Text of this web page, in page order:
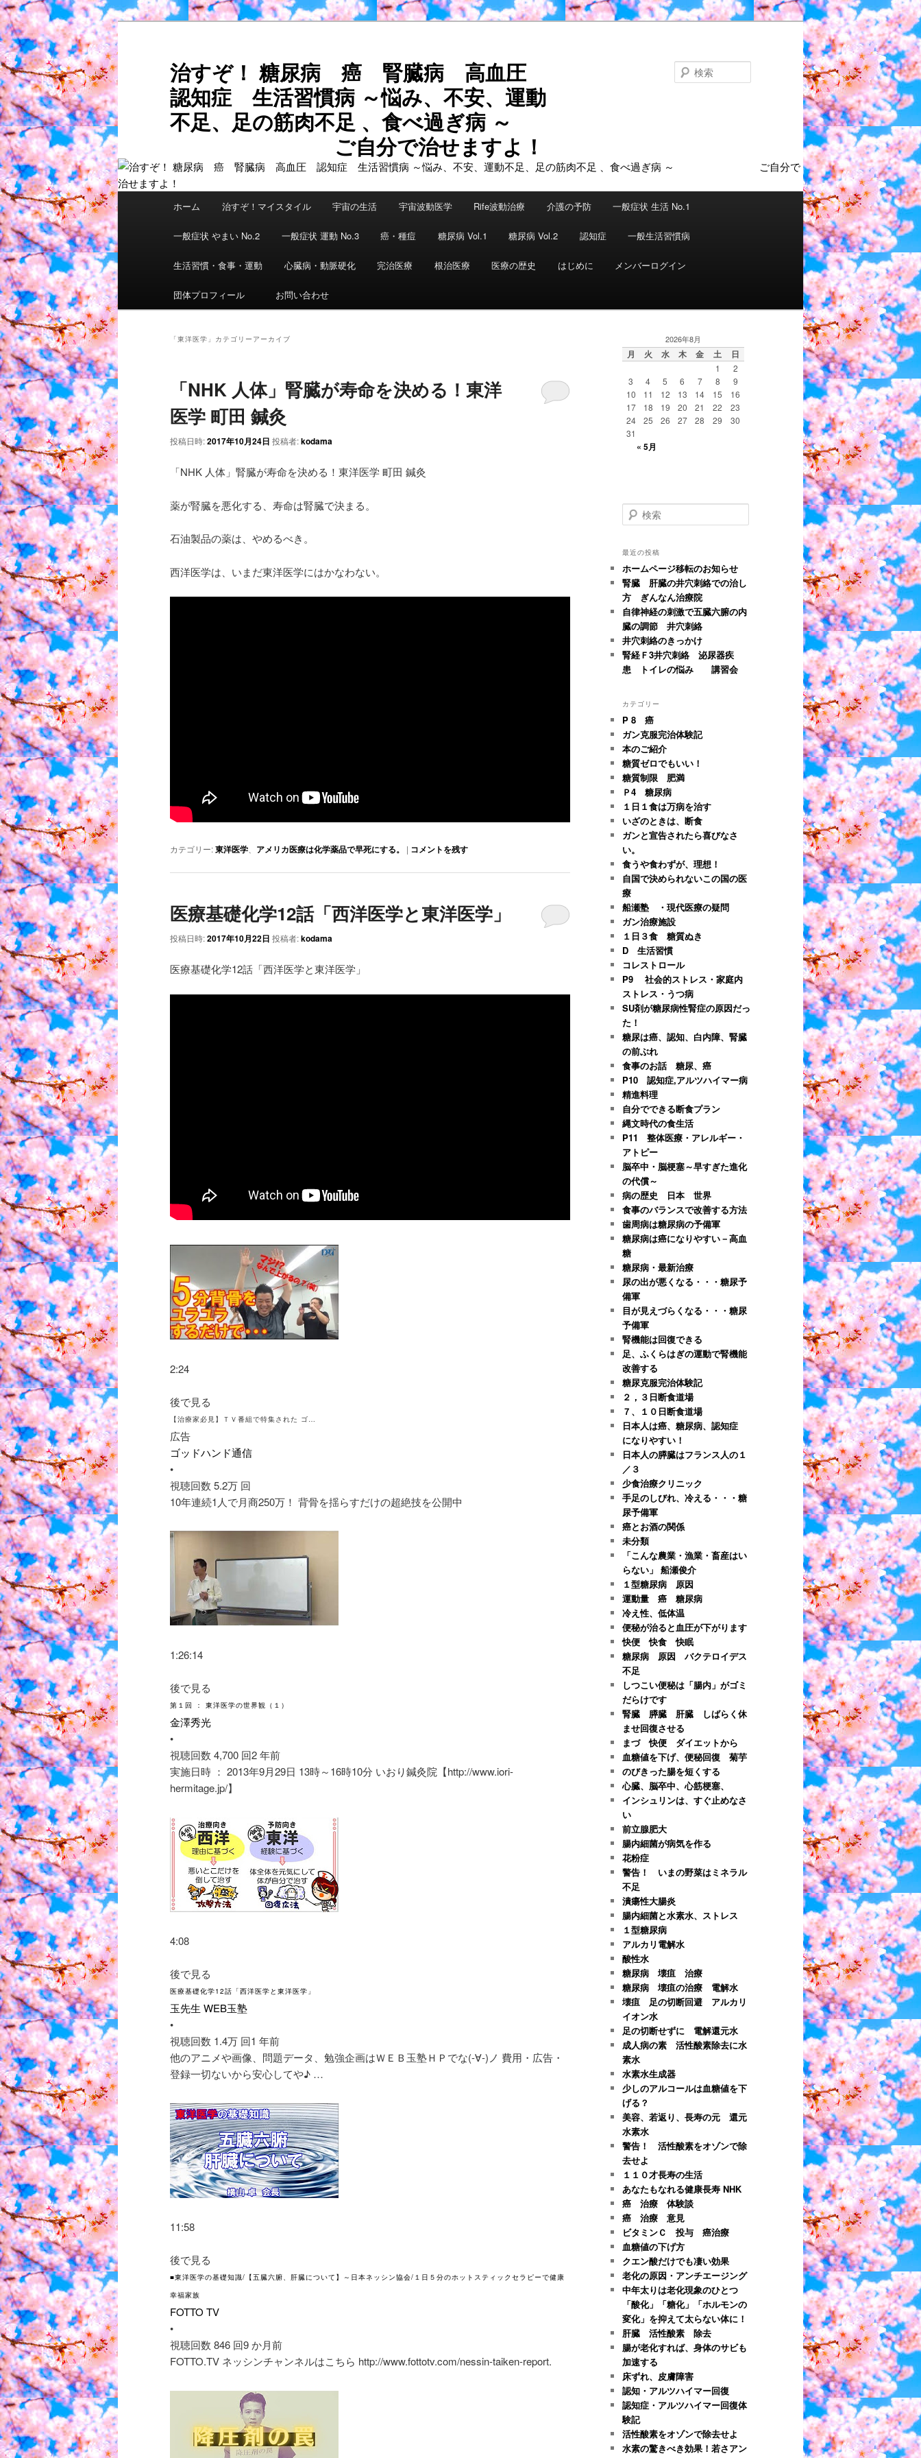
メ
イ
ン
コ
ン
テ
ン
ツ
へ
移
動
サ
ブ
コ
ン
テ
ン
ツ
へ
移
動
治すぞ！ 糖尿病 癌 腎臓病 高血圧
認知症 生活習慣病 ～悩み、不安、運動
不足、足の筋肉不足 、食べ過ぎ病 ～
ご自分で治せますよ！
ホーム 治すぞ！マイスタイル 宇宙の生活 宇宙波動医学 Rife波動治療 介護の予防 一般症状 生活 No.1
一般症状 やまい No.2 一般症状 運動 No.3 癌・種痘 糖尿病 Vol.1 糖尿病 Vol.2 認知症 一般生活習慣病
生活習慣・食事・運動 心臓病・動脈硬化 完治医療 根治医療 医療の歴史 はじめに メンバーログイン
団体プロフィール お問い合わせ
「東洋医学 」カテゴリーアーカイブ
「NHK 人体」腎臓が寿命を決める！東洋
医学 町田 鍼灸
投稿日時:2017年10月24日 投稿者:kodama
「NHK 人体」腎臓が寿命を決める！東洋医学 町田 鍼灸
薬が腎臓を悪化する、寿命は腎臓で決まる。
石油製品の薬は、やめるべき。
西洋医学は、いまだ東洋医学にはかなわない。
カテゴリー:東洋医学 アメリカ医療は化学薬品で早死にする。 | コメントを残す
医療基礎化学12話「西洋医学と東洋医学」
投稿日時:2017年10月22日 投稿者:kodama
医療基礎化学12話「西洋医学と東洋医学」
2:24
後で見る
【治療家必見】ＴＶ番組で特集された ゴ…
広告
ゴッドハンド通信
•
視聴回数 5.2万 回
10年連続1人で月商250万！ 背骨を揺らすだけの超絶技を公開中
1:26:14
後で見る
第１回 ： 東洋医学の世界観（１）
金澤秀光
•
視聴回数 4,700 回2 年前
実施日時 ： 2013年9月29日 13時～16時10分 いおり鍼灸院【http://www.iori-
hermitage.jp/】
4:08
後で見る
医療基礎化学12話「西洋医学と東洋医学」
玉先生 WEB玉塾
•
視聴回数 1.4万 回1 年前
他のアニメや画像、問題データ、勉強企画はＷＥＢ玉塾ＨＰでな(-∀-)ノ 費用・広告・
登録一切ないから安心してや♪ …
11:58
後で見る
■東洋医学の基礎知識/【五臓六腑、肝臓について】～日本ネッシン協会/１日５分のホットスティックセラピーで健康
幸福家族
FOTTO TV
•
視聴回数 846 回9 か月前
FOTTO.TV ネッシンチャンネルはこちら http://www.fottotv.com/nessin-taiken-report.
2026年8月
月 火 水 木 金 土 日
1
2
3
4 5 6 7 8
9
10
11 12 13 14 15
16
17
18 19 20 21 22
23
24
25 26 27 28 29
30
31
« 5月
検
索
最近の投稿
ホームページ移転のお知らせ
腎臓 肝臓の井穴刺絡での治し
方 ぎんなん治療院
自律神経の刺激で五臓六腑の内
臓の調節 井穴刺絡
井穴刺絡のきっかけ
腎経Ｆ3井穴刺絡 泌尿器疾
患 トイレの悩み 講習会
カテゴリー
P 8 癌
ガン克服完治体験記
本のご紹介
糖質ゼロでもいい！
糖質制限 肥満
Ｐ4 糖尿病
１日１食は万病を治す
いざのときは、断食
ガンと宣告されたら喜びなさ
い。
食うや食わずが、理想！
自国で決められないこの国の医
療
船瀬塾 ・現代医療の疑問
ガン治療施設
１日３食 糖質ぬき
D 生活習慣
コレストロール
P9 社会的ストレス・家庭内
ストレス・うつ病
SU剤が糖尿病性腎症の原因だっ
た！
糖尿は癌、認知、白内障、腎臓
の前ぶれ
食事のお話 糖尿、癌
P10 認知症,アルツハイマー病
精進料理
自分でできる断食プラン
縄文時代の食生活
P11 整体医療・アレルギー・
アトピー
脳卒中・脳梗塞～早すぎた進化
の代償～
病の歴史 日本 世界
食事のバランスで改善する方法
歯周病は糖尿病の予備軍
糖尿病は癌になりやすい－高血
糖
糖尿病・最新治療
尿の出が悪くなる・・・糖尿予
備軍
目が見えづらくなる・・・糖尿
予備軍
腎機能は回復できる
足、ふくらはぎの運動で腎機能
改善する
糖尿克服完治体験記
２，３日断食道場
７、１０日断食道場
日本人は癌、糖尿病、認知症
になりやすい！
日本人の膵臓はフランス人の１
／３
少食治療クリニック
手足のしびれ、冷える・・・糖
尿予備軍
癌とお酒の関係
未分類
「こんな農業・漁業・畜産はい
らない」 船瀬俊介
１型糖尿病 原因
運動量 癌 糖尿病
冷え性、低体温
便秘が治ると血圧が下がります
快便 快食 快眠
糖尿病 原因 バクテロイデス
不足
しつこい便秘は「腸内」がゴミ
だらけです
腎臓 膵臓 肝臓 しばらく休
ませ回復させる
まづ 快便 ダイエットから
血糖値を下げ、便秘回復 菊芋
のびきった腸を短くする
心臓、脳卒中、心筋梗塞、
インシュリンは、すぐ止めなさ
い
前立腺肥大
腸内細菌が病気を作る
花粉症
警告！ いまの野菜はミネラル
不足
潰瘍性大腸炎
腸内細菌と水素水、ストレス
１型糖尿病
アルカリ電解水
酸性水
糖尿病 壊疽 治療
糖尿病 壊疽の治療 電解水
壊疽 足の切断回避 アルカリ
イオン水
足の切断せずに 電解還元水
成人病の素 活性酸素除去に水
素水
水素水生成器
少しのアルコールは血糖値を下
げる？
美容、若返り、長寿の元 還元
水素水
警告！ 活性酸素をオゾンで除
去せよ
１１０才長寿の生活
あなたもなれる健康長寿 NHK
癌 治療 体験談
癌 治療 意見
ビタミンＣ 投与 癌治療
血糖値の下げ方
クエン酸だけでも凄い効果
老化の原因・アンチエージング
中年太りは老化現象のひとつ
「酸化」「糖化」「ホルモンの
変化」を抑えて太らない体に！
肝臓 活性酸素 除去
腸が老化すれば、身体のサビも
加速する
床ずれ、皮膚障害
認知・アルツハイマー回復
認知症・アルツハイマー回復体
験記
活性酸素をオゾンで除去せよ
水素の驚きべき効果！若さアン